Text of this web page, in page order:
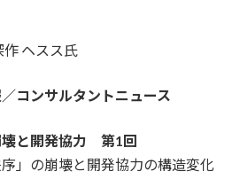
ヘスス氏
コンサルタントニュース
と開発協力 第1回
」の崩壊と開発協力の構造変化